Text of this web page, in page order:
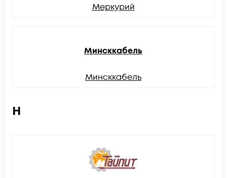
Меркурий
Минсккабель
Минсккабель
Н